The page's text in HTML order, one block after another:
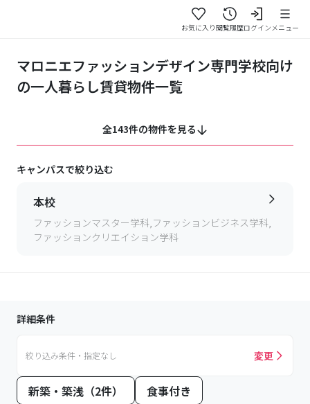
お気に入り閲覧履歴ログインメニュー
マロニエファッションデザイン専門学校向け
の一人暮らし賃貸物件一覧
全143件の物件を見る
キャンパスで絞り込む
本校
ファッションマスター学科,ファッションビジネス学科,
ファッションクリエイション学科
詳細条件
絞り込み条件・指定なし 変更
新築・築浅（2件） 食事付き